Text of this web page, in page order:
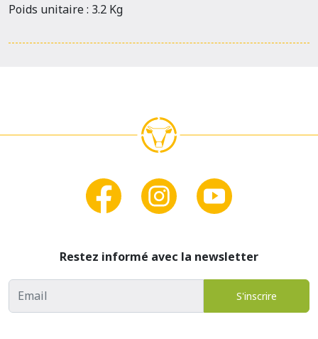
Poids unitaire : 3.2 Kg
Restez informé avec la newsletter
Adresse email
S'inscrire